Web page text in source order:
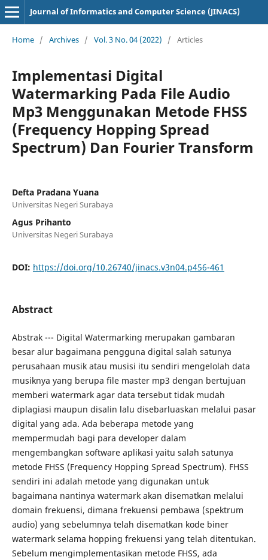
Journal of Informatics and Computer Science (JINACS)
Home / Archives / Vol. 3 No. 04 (2022) / Articles
Implementasi Digital
Watermarking Pada File Audio
Mp3 Menggunakan Metode FHSS
(Frequency Hopping Spread
Spectrum) Dan Fourier Transform
Defta Pradana Yuana
Universitas Negeri Surabaya
Agus Prihanto
Universitas Negeri Surabaya
DOI: https://doi.org/10.26740/jinacs.v3n04.p456-461
Abstract
Abstrak --- Digital Watermarking merupakan gambaran
besar alur bagaimana pengguna digital salah satunya
perusahaan musik atau musisi itu sendiri mengelolah data
musiknya yang berupa file master mp3 dengan bertujuan
memberi watermark agar data tersebut tidak mudah
diplagiasi maupun disalin lalu disebarluaskan melalui pasar
digital yang ada. Ada beberapa metode yang
mempermudah bagi para developer dalam
mengembangkan software aplikasi yaitu salah satunya
metode FHSS (Frequency Hopping Spread Spectrum). FHSS
sendiri ini adalah metode yang digunakan untuk
bagaimana nantinya watermark akan disematkan melalui
domain frekuensi, dimana frekuensi pembawa (spektrum
audio) yang sebelumnya telah disematkan kode biner
watermark selama hopping frekuensi yang telah ditentukan.
Sebelum mengimplementasikan metode FHSS, ada